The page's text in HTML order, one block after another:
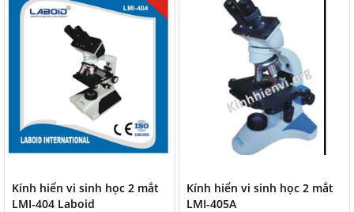
Kính hiển vi sinh học 2 mắt
LMI-404 Laboid
Kính hiển vi sinh học 2 mắt
LMI-405A